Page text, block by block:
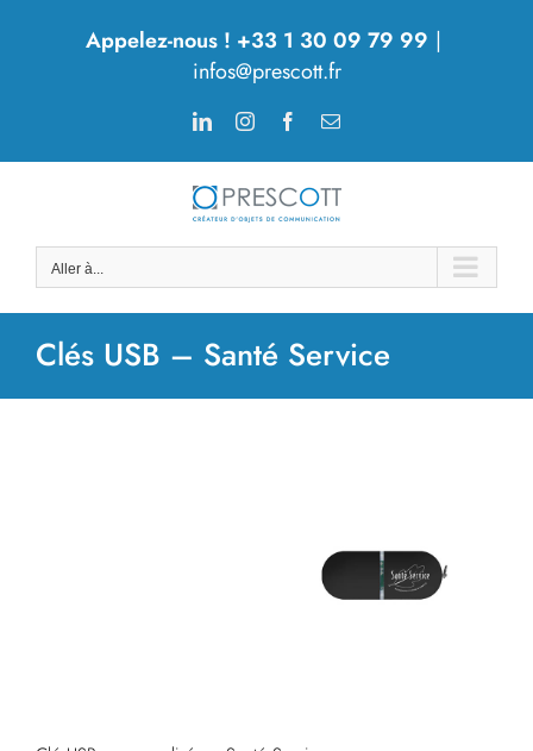
Appelez-nous ! +33 1 30 09 79 99 |
infos@prescott.fr
LinkedInInstagramFacebook
Email
Aller à...
Clés USB – Santé Service